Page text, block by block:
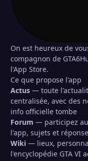
On est heureux de
compagnon de
l'App Store.
Ce que propose l'app
Actus — toute
centralisée, avec des
info officielle tombe
Forum — participez
l'app, sujets et
Wiki — lieux,
l'encyclopédie GTA VI